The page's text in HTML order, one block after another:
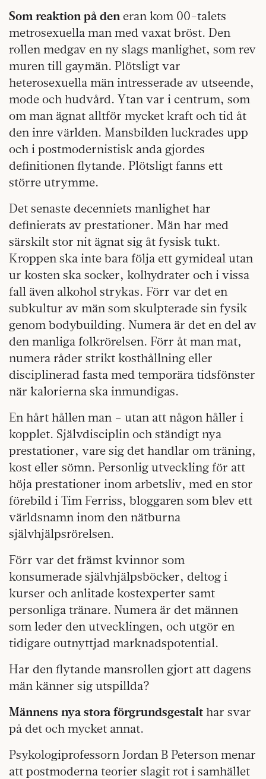
Som reaktion på den eran kom 00-talets
metrosexuella man med vaxat bröst. Den
rollen medgav en ny slags manlighet, som rev
muren till gaymän. Plötsligt var
heterosexuella män intresserade av utseende,
mode och hudvård. Ytan var i centrum, som
om man ägnat alltför mycket kraft och tid åt
den inre världen. Mansbilden luckrades upp
och i postmodernistisk anda gjordes
definitionen flytande. Plötsligt fanns ett
större utrymme.
Det senaste decenniets manlighet har
definierats av prestationer. Män har med
särskilt stor nit ägnat sig åt fysisk tukt.
Kroppen ska inte bara följa ett gymideal utan
ur kosten ska socker, kolhydrater och i vissa
fall även alkohol strykas. Förr var det en
subkultur av män som skulpterade sin fysik
genom bodybuilding. Numera är det en del av
den manliga folkrörelsen. Förr åt man mat,
numera råder strikt kosthållning eller
disciplinerad fasta med temporära tidsfönster
när kalorierna ska inmundigas.
En hårt hållen man – utan att någon håller i
kopplet. Självdisciplin och ständigt nya
prestationer, vare sig det handlar om träning,
kost eller sömn. Personlig utveckling för att
höja prestationer inom arbetsliv, med en stor
förebild i Tim Ferriss, bloggaren som blev ett
världsnamn inom den nätburna
självhjälpsrörelsen.
Förr var det främst kvinnor som
konsumerade självhjälpsböcker, deltog i
kurser och anlitade kostexperter samt
personliga tränare. Numera är det männen
som leder den utvecklingen, och utgör en
tidigare outnyttjad marknadspotential.
Har den flytande mansrollen gjort att dagens
män känner sig utspillda?
Männens nya stora förgrundsgestalt har svar
på det och mycket annat.
Psykologiprofessorn Jordan B Peterson menar
att postmoderna teorier slagit rot i samhället